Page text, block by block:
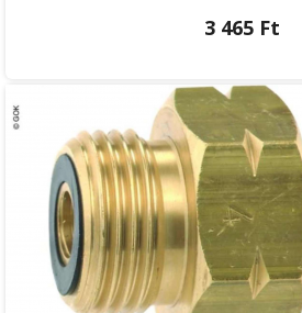
3 465 Ft